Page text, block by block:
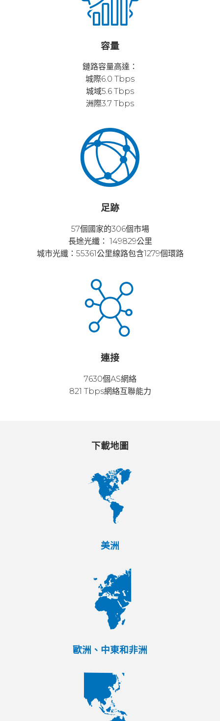
容量
鏈路容量高達：
城際6.0 Tbps
城域5.6 Tbps
洲際3.7 Tbps
足跡
57個國家的306個市場
長途光纖： 149829公里
城市光纖：55361公里線路包含1279個環路
連接
7630個AS網絡
821 Tbps網絡互聯能力
下載地圖
美洲
歐洲、中東和非洲